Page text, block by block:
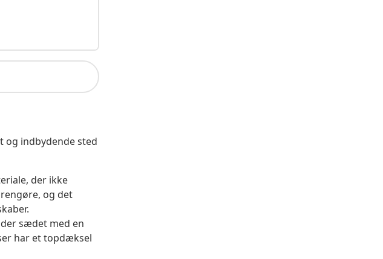
og indbydende sted
der ikke
og det
sædet med en
har et topdæksel